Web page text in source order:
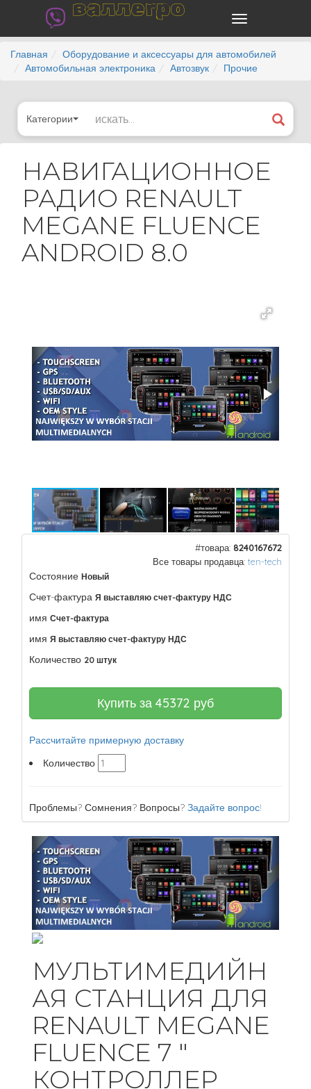
валлегро
Главная
Оборудование и аксессуары для автомобилей
Автомобильная электроника
Автозвук Прочие
Категории
НАВИГАЦИОННОЕ
РАДИО RENAULT
MEGANE FLUENCE
ANDROID 8.0
#товара: 8240167672
Все товары продавца: ten-tech
Состояние Новый
Счет-фактура Я выставляю счет-фактуру НДС
имя Счет-фактура
имя Я выставляю счет-фактуру НДС
Количество 20 штук
Купить за 45372 руб
Рассчитайте примерную доставку
Количество
Проблемы? Сомнения? Вопросы? Задайте вопрос!
МУЛЬТИМЕДИЙН
АЯ СТАНЦИЯ ДЛЯ
RENAULT MEGANE
FLUENCE 7 "
КОНТРОЛЛЕР